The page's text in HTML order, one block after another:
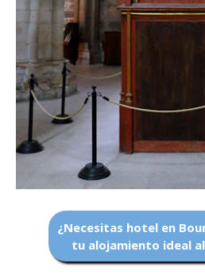
¿Necesitas hotel en
tu alojamiento ideal